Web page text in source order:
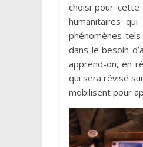
choisi pour cette
humanitaires
phénomènes
dans le besoin
apprend-on, en
qui sera révisé
mobilisent pour